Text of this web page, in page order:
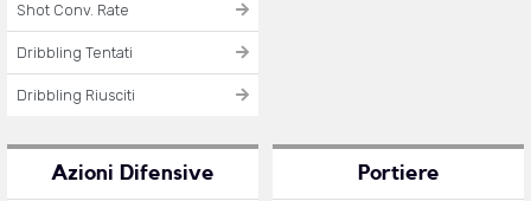
Shot Conv. Rate
Dribbling Tentati
Dribbling Riusciti
Azioni Difensive Portiere